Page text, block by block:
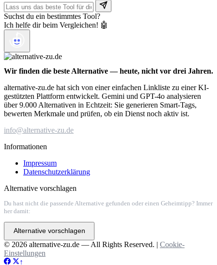
Suchst du ein bestimmtes Tool?
Ich helfe dir beim Vergleichen! 🤖
Wir finden die beste Alternative — heute, nicht vor drei Jahren.
alternative-zu.de hat sich von einer einfachen Linkliste zu einer KI-
gestützten Plattform entwickelt. Gemini und GPT-4o analysieren
über 9.000 Alternativen in Echtzeit: Sie generieren Smart-Tags,
bewerten Merkmale und prüfen, ob ein Dienst noch aktiv ist.
info@alternative-zu.de
Informationen
Impressum
Datenschutzerklärung
Alternative vorschlagen
Du hast nicht die passende Alternative gefunden oder einen Geheimtipp? Immer
her damit:
Alternative vorschlagen
© 2026 alternative-zu.de — All Rights Reserved. | Cookie-
Einstellungen
↑